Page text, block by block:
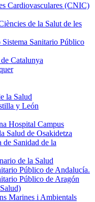
Cardiovasculares (CNIC)
de la Salut de les
Sanitario Público
Catalunya
la Salud
y León
Hospital Campus
Salud de Osakidetza
Sanidad de la
de la Salud
Público de Andalucía.
Público de Aragón
Marines i Ambientals